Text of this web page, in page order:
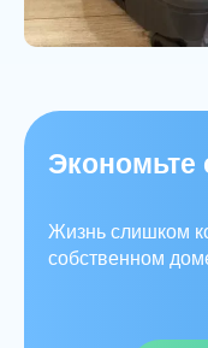
Экономьте
Жизнь слишком
собственном